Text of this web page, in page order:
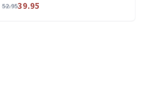
52.9539.95